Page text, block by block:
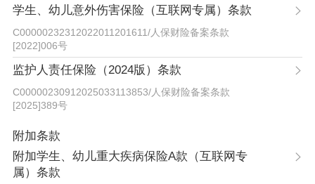
学生、幼儿意外伤害保险（互联网专属）条款
C00000232312022011201611/人保财险备案条款
[2022]006号
监护人责任保险（2024版）条款
C00000230912025033113853/人保财险备案条款
[2025]389号
附加条款
附加学生、幼儿重大疾病保险A款（互联网专
属）条款